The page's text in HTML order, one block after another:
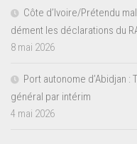
Côte d’Ivoire/Prétendu
dément les déclarations du
8 mai 2026
Port autonome d’Abidjan
général par intérim
4 mai 2026